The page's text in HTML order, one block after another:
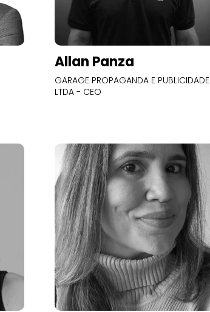
Allan Panza
GARAGE PROPAGANDA E PUBLICIDADE
LTDA - CEO